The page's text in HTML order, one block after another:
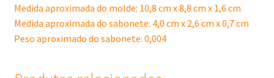
Medida aproximada do molde: 10,8 cm x 8,8 cm x 1,6 cm
Medida aproximada do sabonete: 4,0 cm x 2,6 cm x 0,7 cm
Peso aproximado do sabonete: 0,004